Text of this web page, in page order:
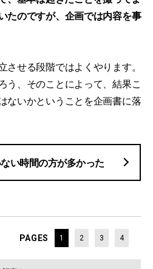
たのですが、企画では内容を事
させる段階ではよくやります。
う、そのことによって、結果こ
ないかということを企画書に落
い時間の方が多かった
PAGES 1 2 3 4